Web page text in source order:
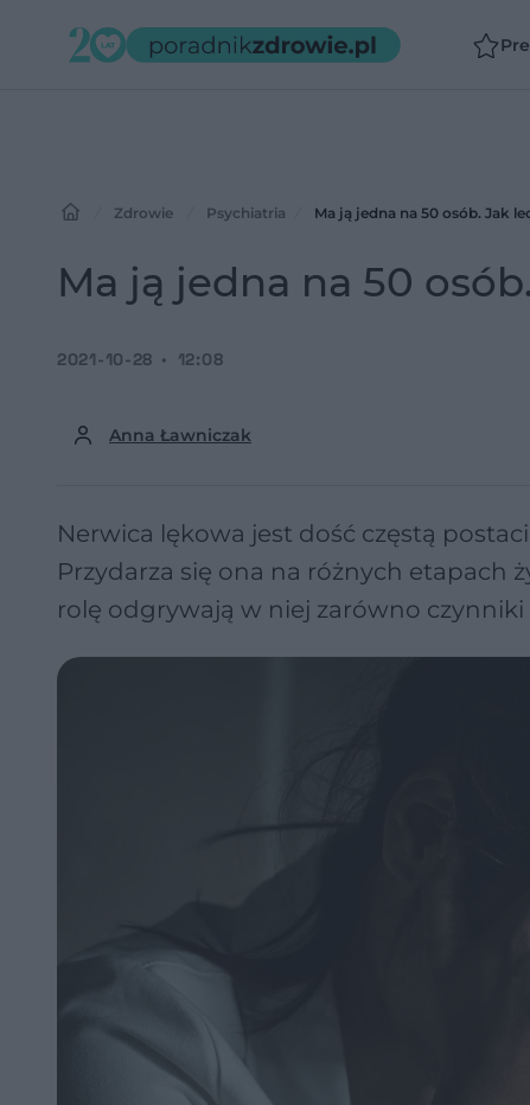
Zdrowie Psychiatria Ma ją jedna na 50 osób. Jak
Ma ją jedna na 50
Anna Ławniczak
2021-10-28 12:08
Nerwica lękowa jest dość częstą
Przydarza się ona na różnych etapach
rolę odgrywają w niej zarówno